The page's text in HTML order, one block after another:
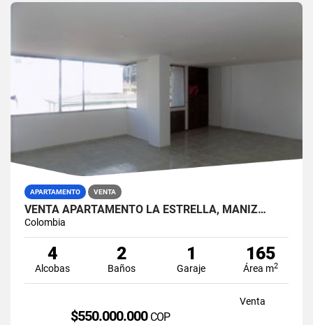
APARTAMENTO VENTA
VENTA APARTAMENTO LA ESTRELLA, MANIZ…
Colombia
4
Alcobas
2
Baños
1
Garaje
165
Área m2
Venta
$550.000.000 COP